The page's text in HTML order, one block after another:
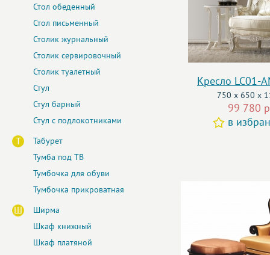
Стол обеденный
Стол письменный
Столик журнальный
Столик сервировочный
Столик туалетный
Стул
Стул барный
Стул с подлокотниками
Т
Табурет
Тумба под ТВ
Тумбочка для обуви
Тумбочка прикроватная
Ш
Ширма
Шкаф книжный
Шкаф платяной
Кресло LC01-
750 x 650 x
99 780
в